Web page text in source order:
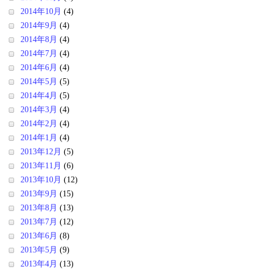
2014年10月 (4)
2014年9月 (4)
2014年8月 (4)
2014年7月 (4)
2014年6月 (4)
2014年5月 (5)
2014年4月 (5)
2014年3月 (4)
2014年2月 (4)
2014年1月 (4)
2013年12月 (5)
2013年11月 (6)
2013年10月 (12)
2013年9月 (15)
2013年8月 (13)
2013年7月 (12)
2013年6月 (8)
2013年5月 (9)
2013年4月 (13)